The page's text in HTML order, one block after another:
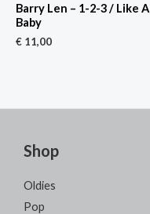
Barry Len – 1-2-3 / Like A
Baby
€ 11,00
Shop
Oldies
Pop